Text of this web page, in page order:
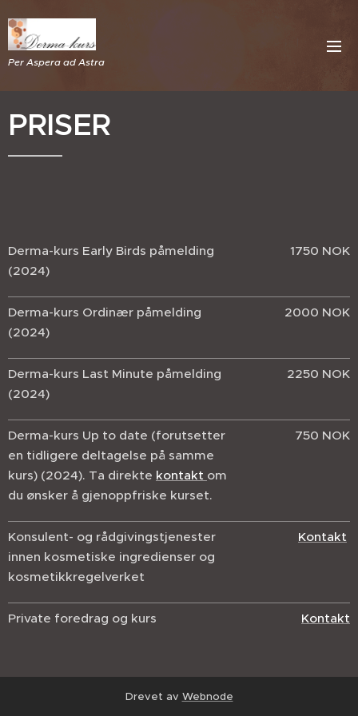
Per Aspera ad Astra
PRISER
Derma-kurs Early Birds påmelding
(2024)
1750 NOK
Derma-kurs Ordinær påmelding
(2024)
2000 NOK
Derma-kurs Last Minute påmelding
(2024)
2250 NOK
Derma-kurs Up to date (forutsetter
en tidligere deltagelse på samme
kurs) (2024). Ta direkte kontakt om
du ønsker å gjenoppfriske kurset.
750 NOK
Konsulent- og rådgivingstjenester
innen kosmetiske ingredienser og
kosmetikkregelverket
Kontakt
Private foredrag og kurs Kontakt
Drevet av Webnode